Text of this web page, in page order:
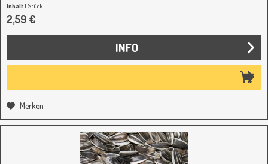
Inhalt1 Stück
2,59 €
INFO
Merken